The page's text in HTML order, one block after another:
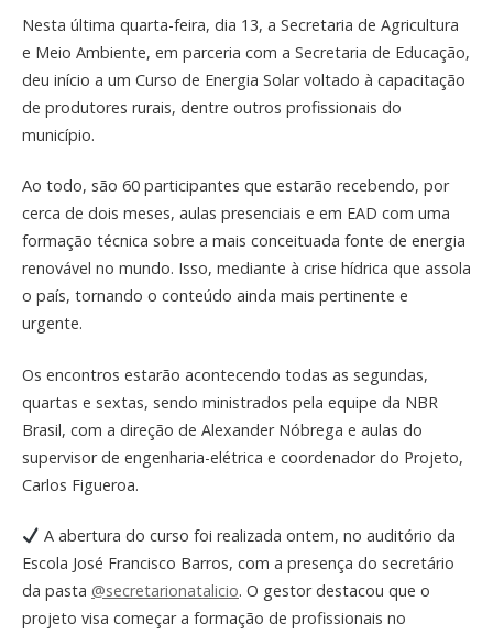
Nesta última quarta-feira, dia 13, a Secretaria de Agricultura
e Meio Ambiente, em parceria com a Secretaria de Educação,
deu início a um Curso de Energia Solar voltado à capacitação
de produtores rurais, dentre outros profissionais do
município.
Ao todo, são 60 participantes que estarão recebendo, por
cerca de dois meses, aulas presenciais e em EAD com uma
formação técnica sobre a mais conceituada fonte de energia
renovável no mundo. Isso, mediante à crise hídrica que assola
o país, tornando o conteúdo ainda mais pertinente e
urgente.
Os encontros estarão acontecendo todas as segundas,
quartas e sextas, sendo ministrados pela equipe da NBR
Brasil, com a direção de Alexander Nóbrega e aulas do
supervisor de engenharia-elétrica e coordenador do Projeto,
Carlos Figueroa.
A abertura do curso foi realizada ontem, no auditório da
Escola José Francisco Barros, com a presença do secretário
da pasta @secretarionatalicio. O gestor destacou que o
projeto visa começar a formação de profissionais no